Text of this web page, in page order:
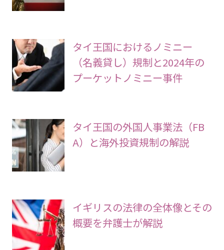
タイ王国におけるノミニー
（名義貸し）規制と2024年の
プーケットノミニー事件
タイ王国の外国人事業法（FB
A）と海外投資規制の解説
イギリスの法律の全体像とその
概要を弁護士が解説